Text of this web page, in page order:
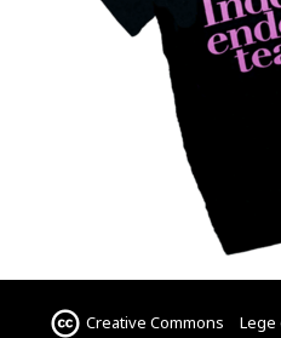
Creative Commons Lege